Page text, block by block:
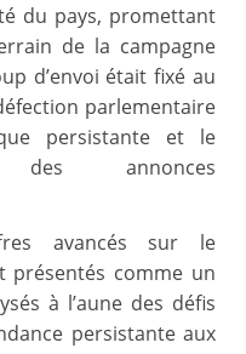
du pays, promettant
de la campagne
d’envoi était fixé au
parlementaire
persistante et le
des annonces
avancés sur le
présentés comme un
à l’aune des défis
persistante aux